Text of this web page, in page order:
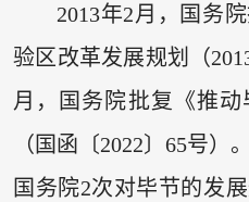
2013年2月，国务
验区改革发展规划（
月，国务院批复《推动
（国函〔2022〕65号）
国务院2次对毕节的发